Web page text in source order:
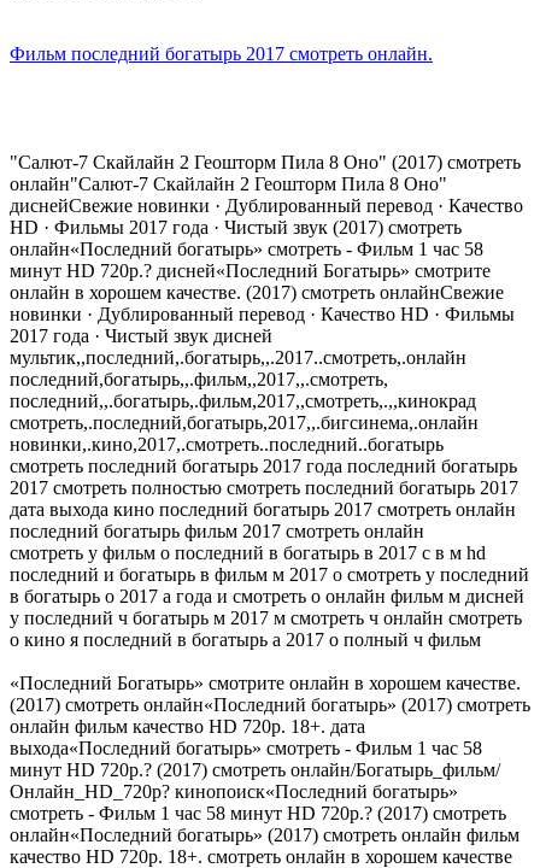
Фильм последний богатырь 2017 смотреть онлайн.
"Салют-7 Скайлайн 2 Геошторм Пила 8 Оно" (2017) смотреть
онлайн"Салют-7 Скайлайн 2 Геошторм Пила 8 Оно"
диснейСвежие новинки · Дублированный перевод · Качество
HD · Фильмы 2017 года · Чистый звук (2017) смотреть
онлайн«Последний богатырь» смотреть - Фильм 1 час 58
минут HD 720p.? дисней«Последний Богатырь» смотрите
онлайн в хорошем качестве. (2017) смотреть онлайнСвежие
новинки · Дублированный перевод · Качество HD · Фильмы
2017 года · Чистый звук дисней
мультик,,последний,.богатырь,,.2017..смотреть,.онлайн
последний,богатырь,,.фильм,,2017,,.смотреть,
последний,,.богатырь,.фильм,2017,,смотреть,.,,кинокрад
смотреть,.последний,богатырь,2017,,.бигсинема,.онлайн
новинки,.кино,2017,.смотреть..последний..богатырь
смотреть последний богатырь 2017 года последний богатырь
2017 смотреть полностью смотреть последний богатырь 2017
дата выхода кино последний богатырь 2017 смотреть онлайн
последний богатырь фильм 2017 смотреть онлайн
смотреть у фильм о последний в богатырь в 2017 с в м hd
последний и богатырь в фильм м 2017 о смотреть у последний
в богатырь о 2017 а года и смотреть о онлайн фильм м дисней
у последний ч богатырь м 2017 м смотреть ч онлайн смотреть
о кино я последний в богатырь а 2017 о полный ч фильм
«Последний Богатырь» смотрите онлайн в хорошем качестве.
(2017) смотреть онлайн«Последний богатырь» (2017) смотреть
онлайн фильм качество HD 720p. 18+. дата
выхода«Последний богатырь» смотреть - Фильм 1 час 58
минут HD 720p.? (2017) смотреть онлайн/Богатырь_фильм/
Онлайн_HD_720p? кинопоиск«Последний богатырь»
смотреть - Фильм 1 час 58 минут HD 720p.? (2017) смотреть
онлайн«Последний богатырь» (2017) смотреть онлайн фильм
качество HD 720p. 18+. смотреть онлайн в хорошем качестве